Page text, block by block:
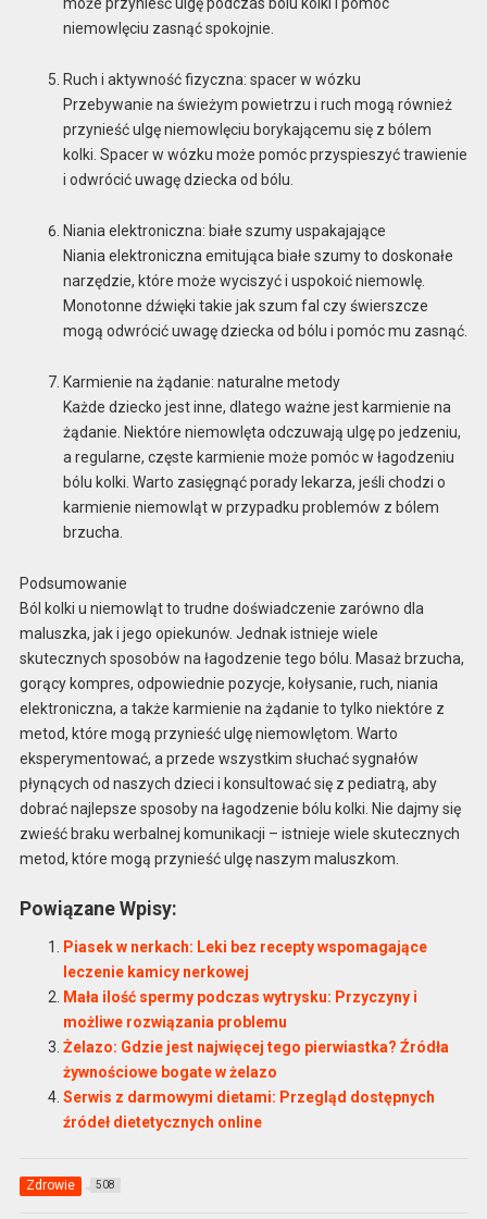
może przynieść ulgę podczas bólu kolki i pomóc
niemowlęciu zasnąć spokojnie.
Ruch i aktywność fizyczna: spacer w wózku
Przebywanie na świeżym powietrzu i ruch mogą również
przynieść ulgę niemowlęciu borykającemu się z bólem
kolki. Spacer w wózku może pomóc przyspieszyć trawienie
i odwrócić uwagę dziecka od bólu.
Niania elektroniczna: białe szumy uspakajające
Niania elektroniczna emitująca białe szumy to doskonałe
narzędzie, które może wyciszyć i uspokoić niemowlę.
Monotonne dźwięki takie jak szum fal czy świerszcze
mogą odwrócić uwagę dziecka od bólu i pomóc mu zasnąć.
Karmienie na żądanie: naturalne metody
Każde dziecko jest inne, dlatego ważne jest karmienie na
żądanie. Niektóre niemowlęta odczuwają ulgę po jedzeniu,
a regularne, częste karmienie może pomóc w łagodzeniu
bólu kolki. Warto zasięgnąć porady lekarza, jeśli chodzi o
karmienie niemowląt w przypadku problemów z bólem
brzucha.
Podsumowanie
Ból kolki u niemowląt to trudne doświadczenie zarówno dla
maluszka, jak i jego opiekunów. Jednak istnieje wiele
skutecznych sposobów na łagodzenie tego bólu. Masaż brzucha,
gorący kompres, odpowiednie pozycje, kołysanie, ruch, niania
elektroniczna, a także karmienie na żądanie to tylko niektóre z
metod, które mogą przynieść ulgę niemowlętom. Warto
eksperymentować, a przede wszystkim słuchać sygnałów
płynących od naszych dzieci i konsultować się z pediatrą, aby
dobrać najlepsze sposoby na łagodzenie bólu kolki. Nie dajmy się
zwieść braku werbalnej komunikacji – istnieje wiele skutecznych
metod, które mogą przynieść ulgę naszym maluszkom.
Powiązane Wpisy:
Piasek w nerkach: Leki bez recepty wspomagające
leczenie kamicy nerkowej
Mała ilość spermy podczas wytrysku: Przyczyny i
możliwe rozwiązania problemu
Żelazo: Gdzie jest najwięcej tego pierwiastka? Źródła
żywnościowe bogate w żelazo
Serwis z darmowymi dietami: Przegląd dostępnych
źródeł dietetycznych online
Zdrowie 508